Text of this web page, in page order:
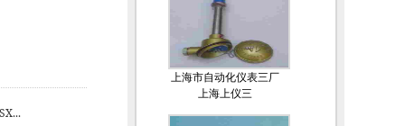
上海市自动化仪表三厂
上海上仪三